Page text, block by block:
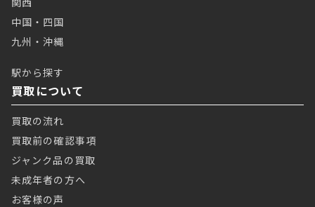
中国・四国
九州・沖縄
駅から探す
買取について
買取の流れ
買取前の確認事項
ジャンク品の買取
未成年者の方へ
お客様の声